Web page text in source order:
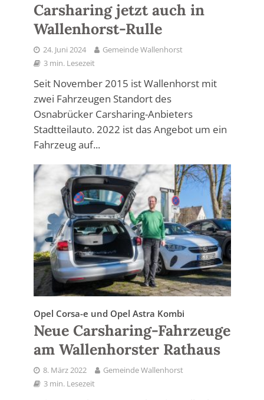
Carsharing jetzt auch in
Wallenhorst-Rulle
24. Juni 2024
Gemeinde Wallenhorst
3 min. Lesezeit
Seit November 2015 ist Wallenhorst mit
zwei Fahrzeugen Standort des
Osnabrücker Carsharing-Anbieters
Stadtteilauto. 2022 ist das Angebot um ein
Fahrzeug auf...
Opel Corsa-e und Opel Astra Kombi
Neue Carsharing-Fahrzeuge
am Wallenhorster Rathaus
8. März 2022
Gemeinde Wallenhorst
3 min. Lesezeit